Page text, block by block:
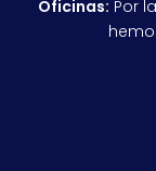
Oficinas: Por